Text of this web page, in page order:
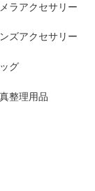
ラアクセサリー
ズアクセサリー
グ
整理用品